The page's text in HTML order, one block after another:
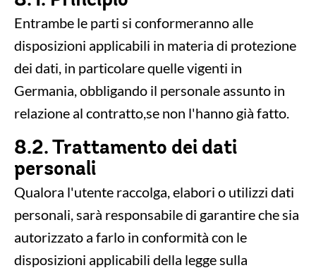
Entrambe le parti si conformeranno alle
disposizioni applicabili in materia di protezione
dei dati, in particolare quelle vigenti in
Germania, obbligando il personale assunto in
relazione al contratto,se non l'hanno già fatto.
8.2. Trattamento dei dati
personali
Qualora l'utente raccolga, elabori o utilizzi dati
personali, sarà responsabile di garantire che sia
autorizzato a farlo in conformità con le
disposizioni applicabili della legge sulla